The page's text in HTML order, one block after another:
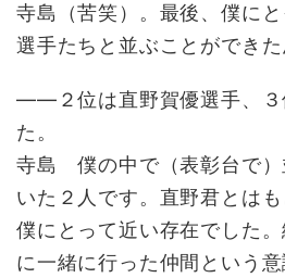
寺島（苦笑）。最後、僕に
選手たちと並ぶことができた
――２位は直野賀優選手、３
た。
寺島 僕の中で（表彰台で）
いた２人です。直野君とはも
僕にとって近い存在でした
に一緒に行った仲間という意